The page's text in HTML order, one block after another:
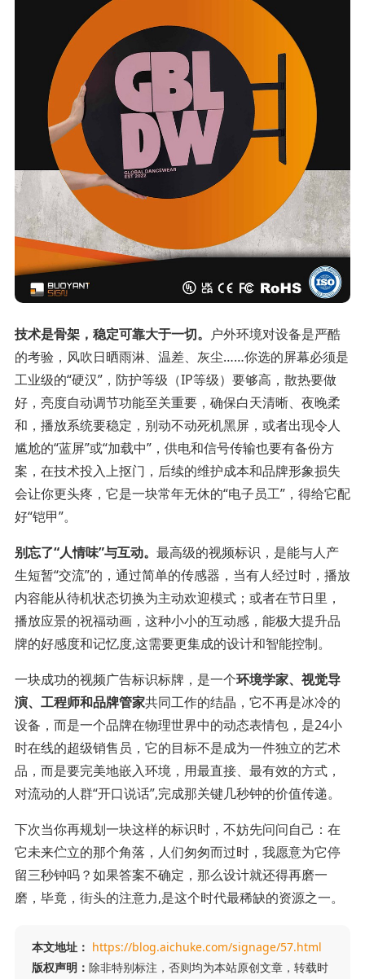
技术是骨架，稳定可靠大于一切。 户外环境对设备是严酷
的考验，风吹日晒雨淋、温差、灰尘……你选的屏幕必须是
工业级的“硬汉”，防护等级（IP等级）要够高，散热要做
好，亮度自动调节功能至关重要，确保白天清晰、夜晚柔
和，播放系统要稳定，别动不动死机黑屏，或者出现令人
尴尬的“蓝屏”或“加载中”，供电和信号传输也要有备份方
案，在技术投入上抠门，后续的维护成本和品牌形象损失
会让你更头疼，它是一块常年无休的“电子员工”，得给它配
好“铠甲”。
别忘了“人情味”与互动。 最高级的视频标识，是能与人产
生短暂“交流”的，通过简单的传感器，当有人经过时，播放
内容能从待机状态切换为主动欢迎模式；或者在节日里，
播放应景的祝福动画，这种小小的互动感，能极大提升品
牌的好感度和记忆度,这需要更集成的设计和智能控制。
一块成功的视频广告标识标牌，是一个环境学家、视觉导
演、工程师和品牌管家共同工作的结晶，它不再是冰冷的
设备，而是一个品牌在物理世界中的动态表情包，是24小
时在线的超级销售员，它的目标不是成为一件独立的艺术
品，而是要完美地嵌入环境，用最直接、最有效的方式，
对流动的人群“开口说话”,完成那关键几秒钟的价值传递。
下次当你再规划一块这样的标识时，不妨先问问自己：在
它未来伫立的那个角落，人们匆匆而过时，我愿意为它停
留三秒钟吗？如果答案不确定，那么设计就还得再磨一
磨，毕竟，街头的注意力,是这个时代最稀缺的资源之一。
本文地址： https://blog.aichuke.com/signage/57.html
版权声明： 除非特别标注，否则均为本站原创文章，转载时